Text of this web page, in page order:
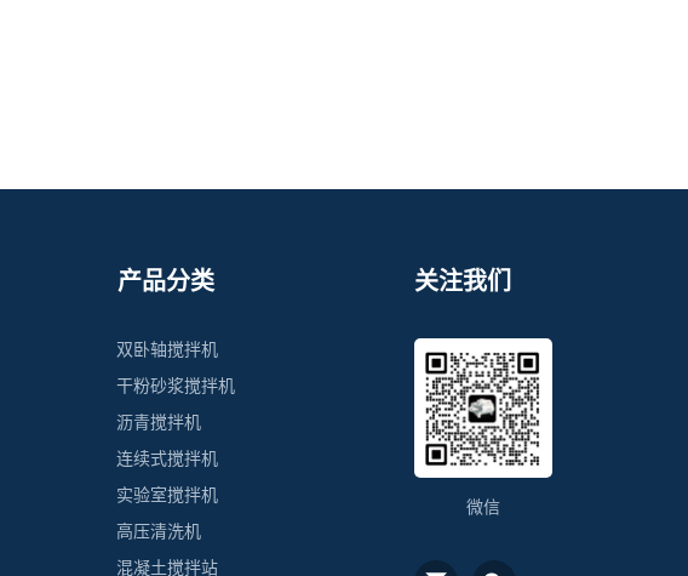
产品分类
双卧轴搅拌机
干粉砂浆搅拌机
沥青搅拌机
连续式搅拌机
实验室搅拌机
高压清洗机
混凝土搅拌站
关注我们
微信